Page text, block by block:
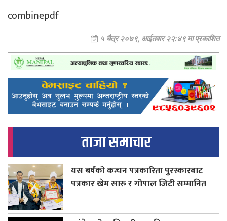
combinepdf
५ चैत्र २०७९, आईतवार २२:४९ मा प्रकाशित
ताजा समाचार
यस बर्षको कन्चन पत्रकारिता पुरस्कारबाट
पत्रकार खेम सारु र गोपाल जिटी सम्मानित